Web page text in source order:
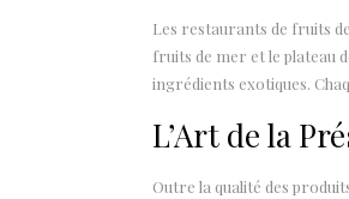
Les restaurants de fruits
fruits de mer et le plateau
ingrédients exotiques.
L’Art de la
Outre la qualité des